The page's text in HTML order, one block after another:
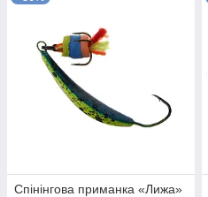
Спінінгова приманка «Лижа»